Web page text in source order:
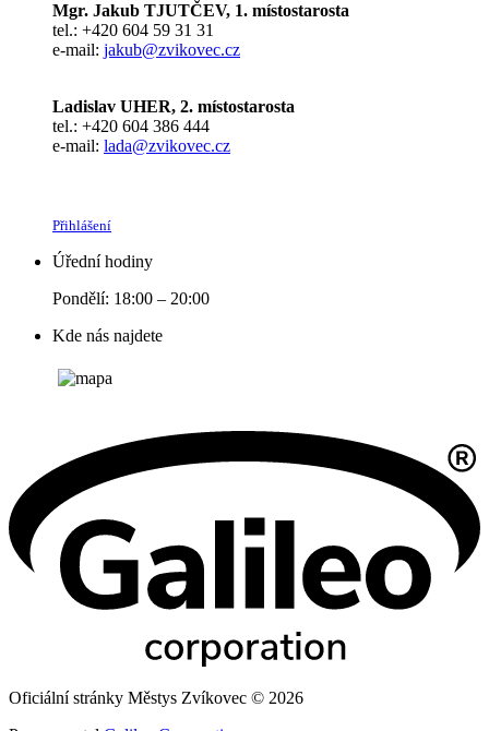
Mgr. Jakub TJUTČEV, 1. místostarosta
tel.: +420 604 59 31 31
e-mail: jakub@zvikovec.cz
Ladislav UHER, 2. místostarosta
tel.: +420 604 386 444
e-mail: lada@zvikovec.cz
Přihlášení
Úřední hodiny
Pondělí: 18:00 – 20:00
Kde nás najdete
Oficiální stránky Městys Zvíkovec © 2026